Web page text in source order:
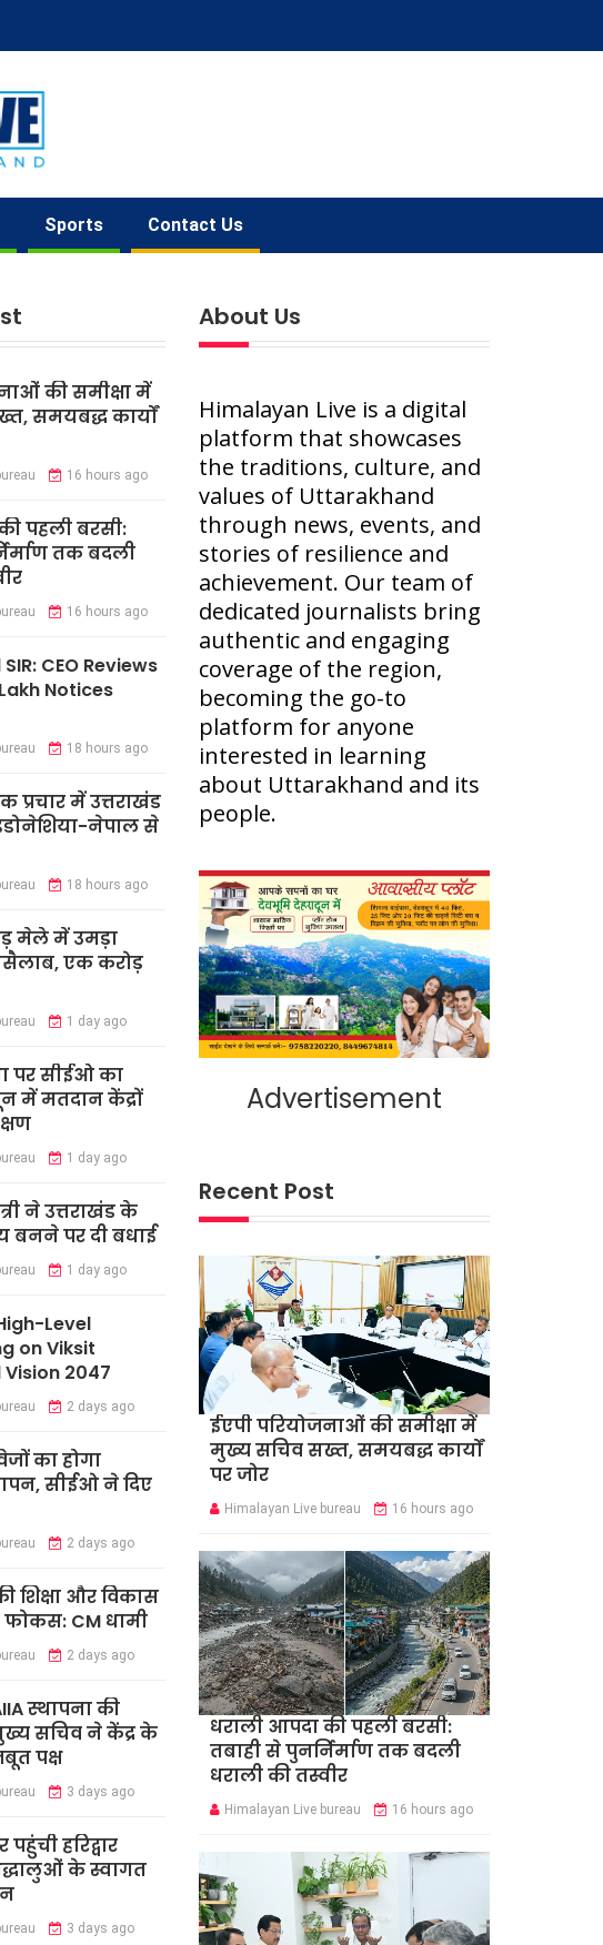
Sports Contact Us
की समीक्षा में
समयबद्ध कार्यों
16 hours ago
पहली बरसी:
तक बदली
16 hours ago
CEO Reviews
Notices
18 hours ago
प्रचार में उत्तराखंड
नेपाल से
18 hours ago
मेले में उमड़ा
एक करोड़
1 day ago
पर सीईओ का
में मतदान केंद्रों
1 day ago
ने उत्तराखंड के
बनने पर दी बधाई
1 day ago
Level
on Viksit
2047
2 days ago
का होगा
सीईओ ने दिए
2 days ago
शिक्षा और विकास
CM धामी
2 days ago
स्थापना की
सचिव ने केंद्र के
पक्ष
3 days ago
हरिद्वार
के स्वागत
3 days ago
About Us
Himalayan Live is a digital
platform that showcases
the traditions, culture, and
values of Uttarakhand
through news, events, and
stories of resilience and
achievement. Our team of
dedicated journalists bring
authentic and engaging
coverage of the region,
becoming the go-to
platform for anyone
interested in learning
about Uttarakhand and its
people.
Advertisement
Recent Post
ईएपी परियोजनाओं की समीक्षा में
मुख्य सचिव सख्त, समयबद्ध कार्यों
पर जोर
Himalayan Live bureau 16 hours ago
धराली आपदा की पहली बरसी:
तबाही से पुनर्निर्माण तक बदली
धराली की तस्वीर
Himalayan Live bureau 16 hours ago